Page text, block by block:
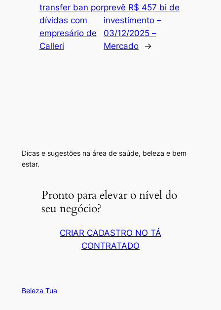
transfer ban por
dívidas com
empresário de
Calleri
prevê R$ 457 bi de
investimento –
03/12/2025 –
Mercado
→
Dicas e sugestões na área de saúde, beleza e bem
estar.
Pronto para elevar o nível do
seu negócio?
CRIAR CADASTRO NO TÁ
CONTRATADO
Beleza Tua